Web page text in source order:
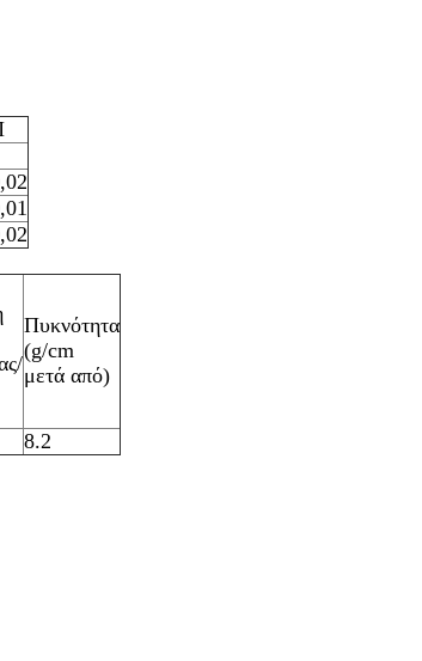
Πυκνότητα
(g/cm
μετά από)
8.2